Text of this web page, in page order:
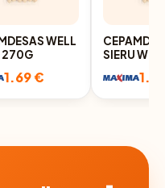
WELL
270G
1.69 €
SIERU WELL DONE